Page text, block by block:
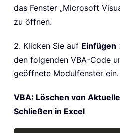
das Fenster „Microsoft
zu öffnen.
2. Klicken Sie auf Einfügen
den folgenden VBA-Code
geöffnete Modulfenster ein.
VBA: Löschen von
Schließen in Excel